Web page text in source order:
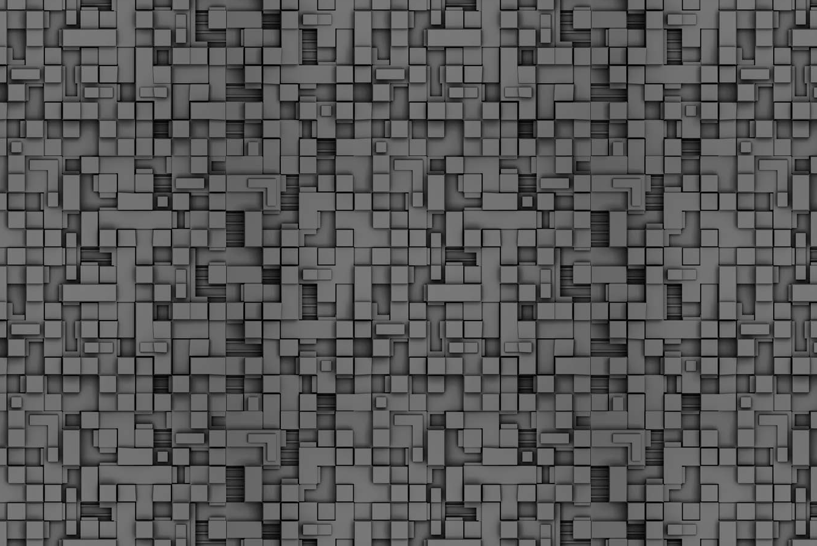
Μεγάλες μέρες ζει ο "οργανισμός" της Δημοτικής Αστυνομίας!
Να θυμίσουμε ότι κανονικές προσλήψεις στην Δημοτική
Αστυνομία έχουν να γίνουν από το 2010. Δεκαέξι ολόκληρα
χρόνια! Και βέβαια, ακόμη και με αυτές τις προσλήψεις, δεν
φτάνουμε ούτε τα 2/3 των Δημοτικών Αστυνομικών που
υπηρετούσαν το 2013 προ της κατάργησης της υπηρεσίας με
απόφαση του σημερινού πρωθυπουργού Κυριάκου Μητσοτάκη. Ας
είναι...
2
Δημοτική Αστυνομία Θεσσαλονίκης: Διμηνιαίος
απολογισμός ελέγχων τήρησης νομοθεσίας
Τον απολογισμό των δράσεων ελέγχου για τα ζώα συντροφιάς
κατά το δίμηνο Ιανουαρίου – Φεβρουαρίου 2026 παρουσιάζει η
Δημοτική Αστυνομία Θεσσαλονίκης, με στόχο την προστασία των
ζώων και την ομαλή συμβίωση στην πόλη.
FEB
18
ΣτΕ: Οριστική απόρριψη της επαναφοράς του 13ου
και 14ου μισθού για τους δημοσίους υπαλλήλους
Με την απόφαση αυτή, το ΣτΕ απορρίπτει οριστικά τις
αξιώσεις των δημοσίων υπαλλήλων για επαναφορά των
δώρων, επικυρώνοντας την τρέχουσα κατάσταση παρά τις
αντιδράσεις της ΑΔΕΔΥ
Το ΣτΕ απέρριψε οριστικά την προσφυγή της ΑΔΕΔΥ και ενός
εκπαιδευτικού για την επαναφορά των δώρων Χριστουγέννων,
Πάσχα και θερινής άδειας (13ος και 14ος μισθός) στους
εργαζόμενους του δημόσιου τομέα, κλείνοντας μια μακρά
διαμάχη δεκαετιών που αφορούσε τις μνημονιακές περικοπές.
Γνωστοποίηση έκδοσης οριστικών αποτελεσμάτων –
Παροχή οδηγιών.
► Δείτε/κατεβάστε την πολυαναμενόμενη εγκύκλιο του Υπ.
FEB
1
Με διαρροή 2 μέρες πριν την στάση εργασίας
ενημερώνει το ΣτΕ για την απόρριψη της επαναφοράς